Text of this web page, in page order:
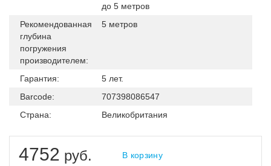
до 5 метров
Рекомендованная
глубина
погружения
производителем:
5 метров
Гарантия:
5 лет.
Barcode:
707398086547
Страна:
Великобритания
4752 руб. В корзину